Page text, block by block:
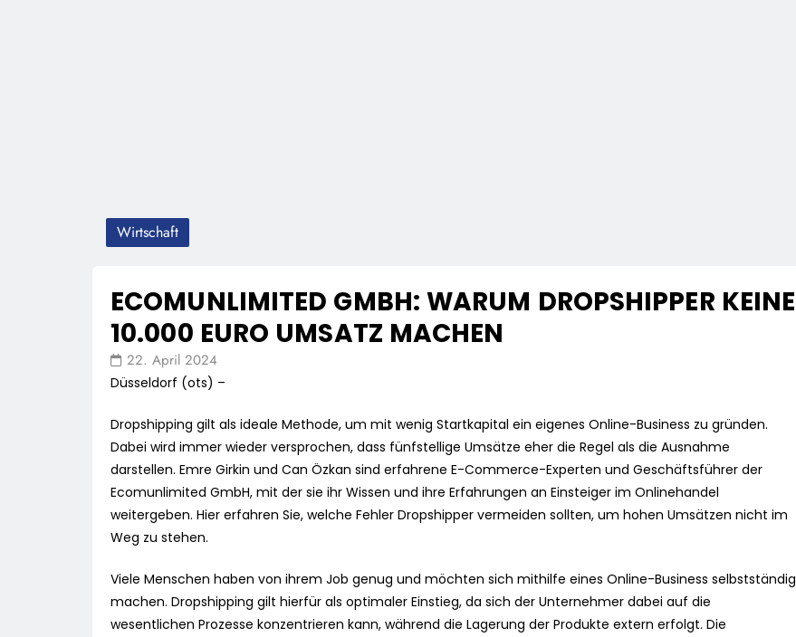
Wirtschaft
ECOMUNLIMITED GMBH: WARUM DROPSHIPPER KEINE
10.000 EURO UMSATZ MACHEN
22. April 2024
Düsseldorf (ots) –
Dropshipping gilt als ideale Methode, um mit wenig Startkapital ein eigenes Online-Business zu gründen.
Dabei wird immer wieder versprochen, dass fünfstellige Umsätze eher die Regel als die Ausnahme
darstellen. Emre Girkin und Can Özkan sind erfahrene E-Commerce-Experten und Geschäftsführer der
Ecomunlimited GmbH, mit der sie ihr Wissen und ihre Erfahrungen an Einsteiger im Onlinehandel
weitergeben. Hier erfahren Sie, welche Fehler Dropshipper vermeiden sollten, um hohen Umsätzen nicht im
Weg zu stehen.
Viele Menschen haben von ihrem Job genug und möchten sich mithilfe eines Online-Business selbstständig
machen. Dropshipping gilt hierfür als optimaler Einstieg, da sich der Unternehmer dabei auf die
wesentlichen Prozesse konzentrieren kann, während die Lagerung der Produkte extern erfolgt. Die